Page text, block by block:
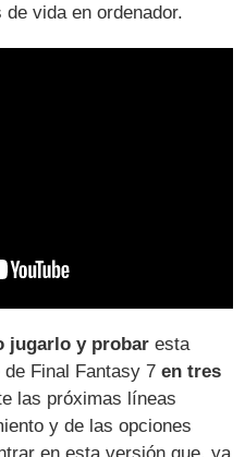
vida en ordenador.
jugarlo y probar esta
de Final Fantasy 7en tres
las próximas líneas
y de las opciones